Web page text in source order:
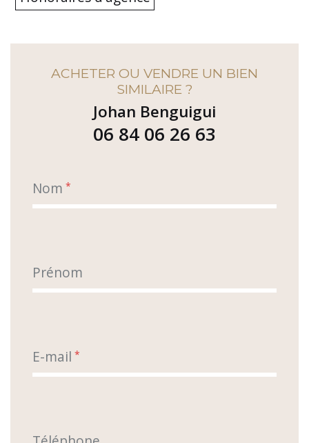
ACHETER OU VENDRE UN BIEN
SIMILAIRE ?
Johan Benguigui
06 84 06 26 63
Nom *
Prénom
E-mail *